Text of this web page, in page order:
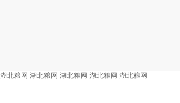
湖北粮网 湖北粮网 湖北粮网 湖北粮网 湖北粮网